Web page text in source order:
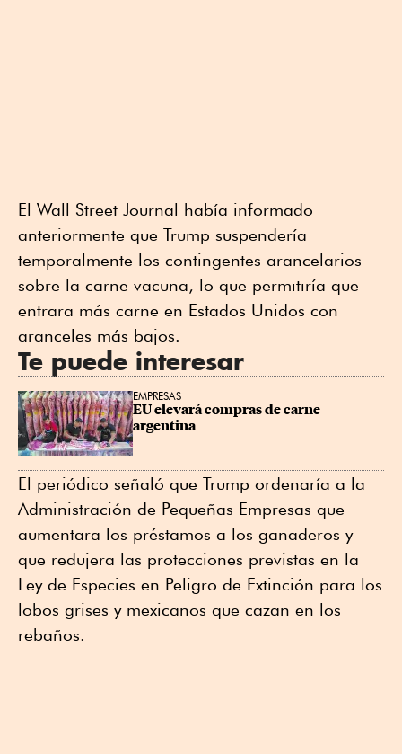
El Wall Street Journal había informado
anteriormente que Trump suspendería
temporalmente los contingentes arancelarios
sobre la carne vacuna, lo que permitiría que
entrara más carne en Estados Unidos con
aranceles más bajos.
Te puede interesar
EMPRESAS
EU elevará compras de carne
argentina
El periódico señaló que Trump ordenaría a la
Administración de Pequeñas Empresas que
aumentara los préstamos a los ganaderos y
que redujera las protecciones previstas en la
Ley de Especies en Peligro de Extinción para los
lobos grises y mexicanos que cazan en los
rebaños.